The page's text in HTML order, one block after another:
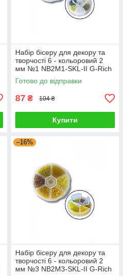
Набір бісеру для декору та
творчості 6 - кольоровий 2
мм №1 NB2M1-SKL-II G-Rich
Готово до відправки
87 ₴ 104 ₴
Купити
–16%
Набір бісеру для декору та
творчості 6 - кольоровий 2
мм №3 NB2M3-SKL-II G-Rich